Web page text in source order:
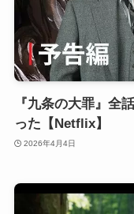
『九条の大罪』全
った【Netflix】
2026年4月4日